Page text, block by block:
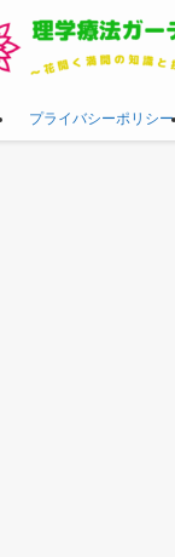
プライバシーポリシー